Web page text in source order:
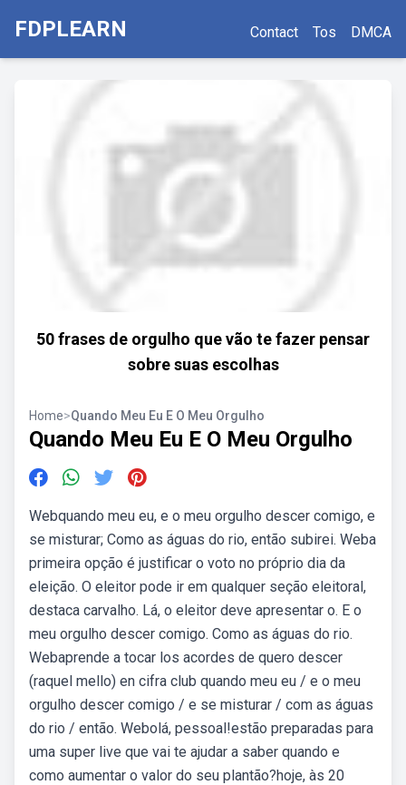
FDPLEARN Contact Tos DMCA
50 frases de orgulho que vão te fazer pensar
sobre suas escolhas
Home>Quando Meu Eu E O Meu Orgulho
Quando Meu Eu E O Meu Orgulho
Webquando meu eu, e o meu orgulho descer comigo, e
se misturar; Como as águas do rio, então subirei. Weba
primeira opção é justificar o voto no próprio dia da
eleição. O eleitor pode ir em qualquer seção eleitoral,
destaca carvalho. Lá, o eleitor deve apresentar o. E o
meu orgulho descer comigo. Como as águas do rio.
Webaprende a tocar los acordes de quero descer
(raquel mello) en cifra club quando meu eu / e o meu
orgulho descer comigo / e se misturar / com as águas
do rio / então. Webolá, pessoal!estão preparadas para
uma super live que vai te ajudar a saber quando e
como aumentar o valor do seu plantão?hoje, às 20